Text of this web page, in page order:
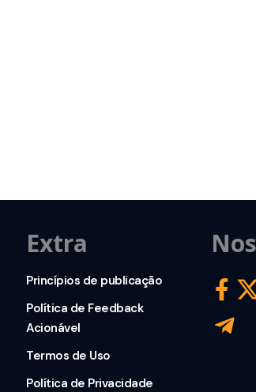
Extra
Princípios de publicação
Política de Feedback
Acionável
Termos de Uso
Política de Privacidade